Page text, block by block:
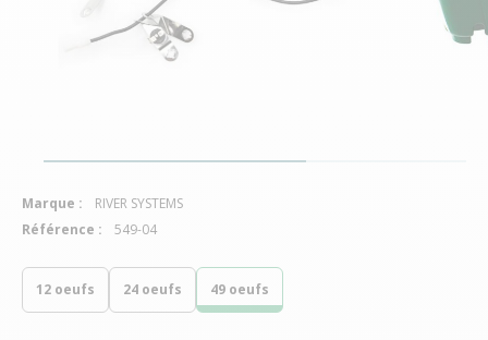
12 oeufs 24 oeufs 49 oeufs
Marque :
RIVER SYSTEMS
Référence :
549-04